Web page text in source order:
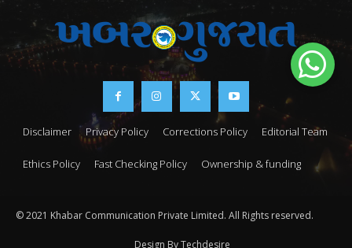
Disclaimer Privacy Policy Corrections Policy Editorial Team
Ethics Policy Fast Checking Policy Ownership & funding
© 2021 Khabar Communication Private Limited. All Rights reserved.
Design By Techdesire